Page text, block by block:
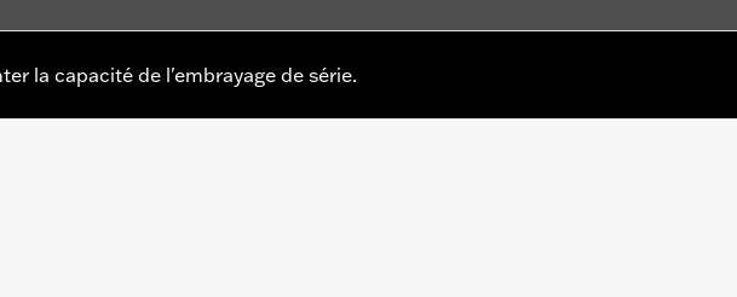
la capacité de l'embrayage de série.
FLSS, FLSTFBS et FXSE de 2016 à 2017 ou CVO™ Touring de 2013 à 2016